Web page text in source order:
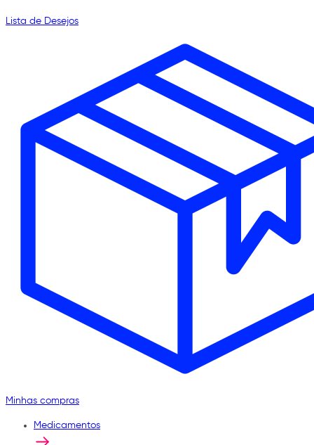
Lista de Desejos
Minhas compras
Medicamentos